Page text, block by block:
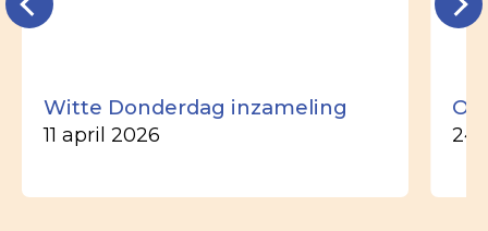
Witte Donderdag inzameling
11 april 2026 24